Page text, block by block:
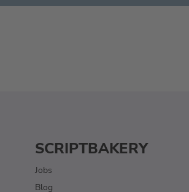
SCRIPTBAKERY
Jobs
Blog